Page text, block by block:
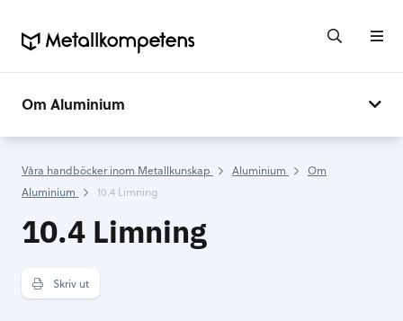
Om Aluminium
Våra handböcker inom Metallkunskap Aluminium
Om
Aluminium
10.4 Limning
10.4 Limning
Skriv ut